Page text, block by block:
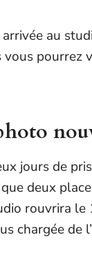
au
jours de
deux
rouvrira
chargée de